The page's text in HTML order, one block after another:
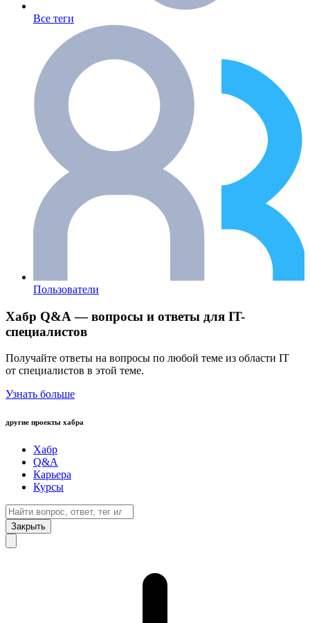
Все теги
Пользователи
Хабр Q&A — вопросы и ответы для IT-
специалистов
Получайте ответы на вопросы по любой теме из области IT
от специалистов в этой теме.
Узнать больше
другие проекты хабра
Хабр
Q&A
Карьера
Курсы
Закрыть